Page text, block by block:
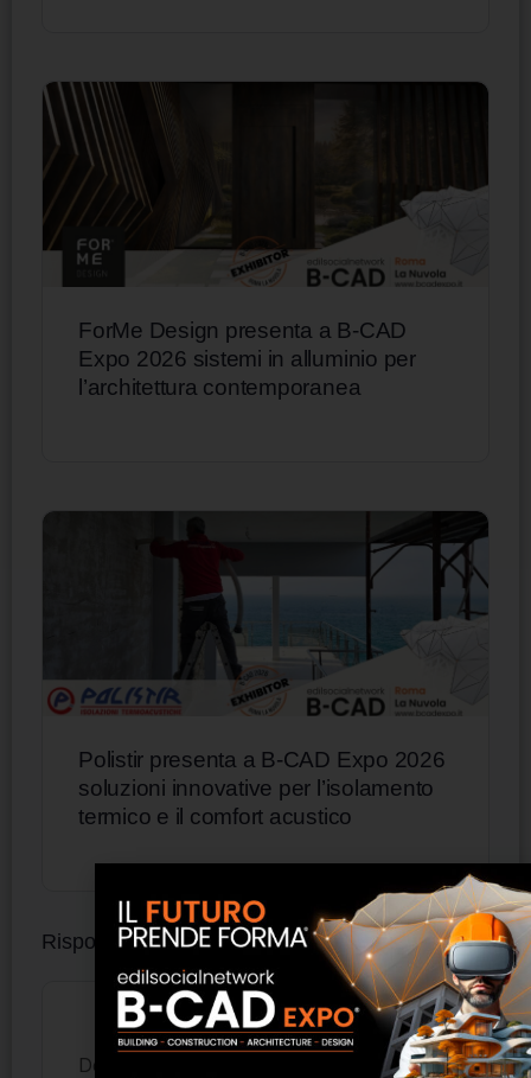
ForMe Design presenta a B-CAD
Expo 2026 sistemi in alluminio per
l’architettura contemporanea
Polistir presenta a B-CAD Expo 2026
soluzioni innovative per l’isolamento
termico e il comfort acustico
Risposte
Devi essere
per inviare un